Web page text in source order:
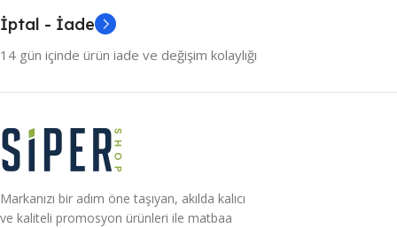
İptal - İade
14 gün içinde ürün iade ve değişim kolaylığı
Markanızı bir adım öne taşıyan, akılda kalıcı
ve kaliteli promosyon ürünleri ile matbaa